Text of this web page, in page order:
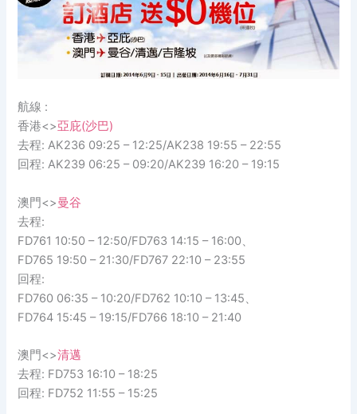
航線 :
香港<>亞庇(沙巴)
去程: AK236 09:25 – 12:25/AK238 19:55 – 22:55
回程: AK239 06:25 – 09:20/AK239 16:20 – 19:15
澳門<>曼谷
去程:
FD761 10:50 – 12:50/FD763 14:15 – 16:00、
FD765 19:50 – 21:30/FD767 22:10 – 23:55
回程:
FD760 06:35 – 10:20/FD762 10:10 – 13:45、
FD764 15:45 – 19:15/FD766 18:10 – 21:40
澳門<>清邁
去程: FD753 16:10 – 18:25
回程: FD752 11:55 – 15:25